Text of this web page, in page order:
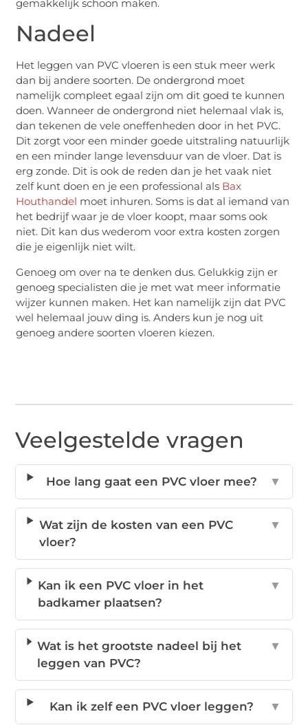
gemakkelijk schoon maken.
Nadeel
Het leggen van PVC vloeren is een stuk meer werk
dan bij andere soorten. De ondergrond moet
namelijk compleet egaal zijn om dit goed te kunnen
doen. Wanneer de ondergrond niet helemaal vlak is,
dan tekenen de vele oneffenheden door in het PVC.
Dit zorgt voor een minder goede uitstraling natuurlijk
en een minder lange levensduur van de vloer. Dat is
erg zonde. Dit is ook de reden dan je het vaak niet
zelf kunt doen en je een professional als Bax
Houthandel moet inhuren. Soms is dat al iemand van
het bedrijf waar je de vloer koopt, maar soms ook
niet. Dit kan dus wederom voor extra kosten zorgen
die je eigenlijk niet wilt.
Genoeg om over na te denken dus. Gelukkig zijn er
genoeg specialisten die je met wat meer informatie
wijzer kunnen maken. Het kan namelijk zijn dat PVC
wel helemaal jouw ding is. Anders kun je nog uit
genoeg andere soorten vloeren kiezen.
Veelgestelde vragen
Hoe lang gaat een PVC vloer mee? ▼
Wat zijn de kosten van een PVC
vloer?
▼
Kan ik een PVC vloer in het
badkamer plaatsen?
▼
Wat is het grootste nadeel bij het
leggen van PVC?
▼
Kan ik zelf een PVC vloer leggen? ▼